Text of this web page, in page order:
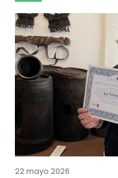
22 mayo 2026